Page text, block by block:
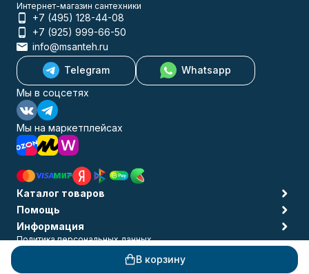
В корзину
Интернет-магазин сантехники
+7 (495) 128-44-08
+7 (925) 999-66-50
info@msanteh.ru
Telegram
Whatsapp
Мы в соцсетях
Мы на маркетплейсах
Каталог товаров
Помощь
Информация
Политика персональных данных
© 2009-2026 MSANTEH